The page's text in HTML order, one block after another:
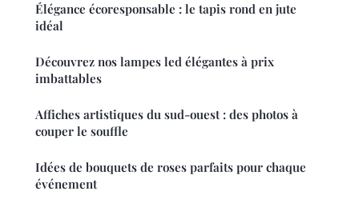
Élégance écoresponsable : le tapis rond en jute
idéal
Découvrez nos lampes led élégantes à prix
imbattables
Affiches artistiques du sud-ouest : des photos à
couper le souffle
Idées de bouquets de roses parfaits pour chaque
événement